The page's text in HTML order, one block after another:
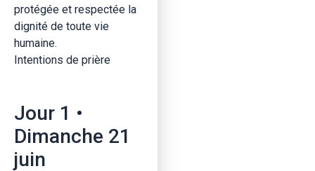
protégée et respectée la
dignité de toute vie
humaine.
Intentions de prière
Jour 1 •
Dimanche 21
juin